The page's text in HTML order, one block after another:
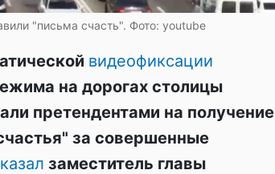
"письма счасть". Фото: youtube
видеофиксации
на дорогах столицы
претендентами на получение
за совершенные
заместитель главы